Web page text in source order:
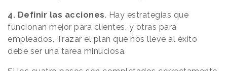
4. Definir las acciones. Hay estrategias que
funcionan mejor para clientes, y otras para
empleados. Trazar el plan que nos lleve al éxito
debe ser una tarea minuciosa.